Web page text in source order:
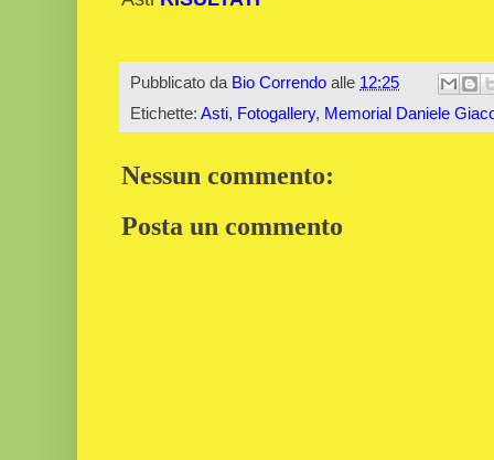
Pubblicato da Bio Correndo alle 12:25
Etichette: Asti, Fotogallery, Memorial Daniele
Nessun commento:
Posta un commento